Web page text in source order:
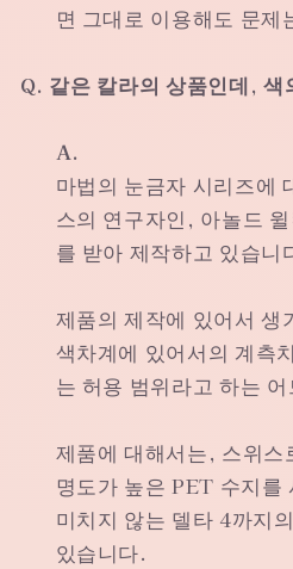
면 그대로 이용해도 문제
Q. 같은 칼라의 상품인데, 색
A.
마법의 눈금자 시리즈에
스의 연구자인, 아놀드
를 받아 제작하고 있습니
제품의 제작에 있어서 생
색차계에 있어서의 계측
는 허용 범위라고 하는
제품에 대해서는, 스위
명도가 높은 PET 수지를
미치지 않는 델타 4까지
있습니다.